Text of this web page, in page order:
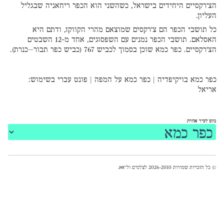
הצ'רקסיים היחידים בישראל, כשהשני הוא הכפר ריחאניה שבגליל
העליון.
כל תושבי הכפר הם צ'רקסים שמוצאם מהרי הקווקז, ודתם היא
האסלאם. תושבי הכפר נמנים עם השפסוגים, אחד מ-12 השבטים
הצ'רקסיים. כפר כמא שוכן בסמוך לכביש 767 (כביש כפר תבור–כנרת).
כפר כמא בויקיפדיה |כפר כמא על המפה פונט עברי בשימוש:
אריאל
נווט לעיר אחרת
© כל הזכויות שמורות 2026-2010 לצלמים ול־ אאא.